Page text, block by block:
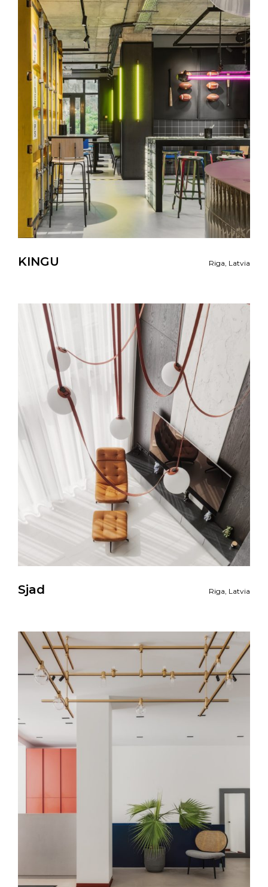
KINGU Riga, Latvia
Sjad Riga, Latvia